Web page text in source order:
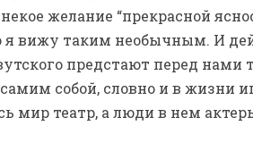
желание “прекрасной
я вижу таким необычным. И
предстают перед
собой, словно и в жизни
мир театр, а люди в нем